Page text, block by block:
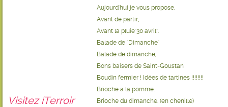
Visitez iTerroir
Aujourd'hui je vous propose,
Avant de partir,
Avant la pluie"30 avril".
Balade de "Dimanche"
Balade de dimanche,
Bons baisers de Saint-Goustan
Boudin fermier ! Idées de tartines !!!!!!!!
Brioche a la pomme.
Brioche du dimanche. (en chenille)